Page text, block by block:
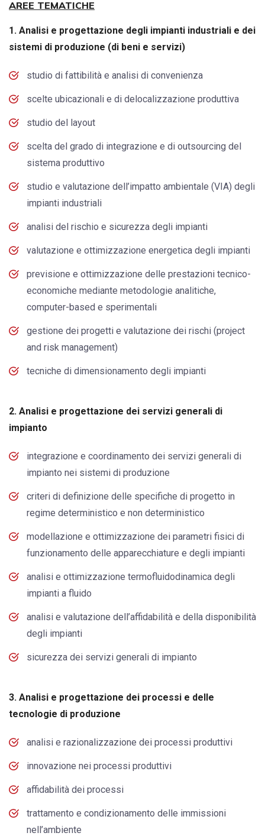
AREE TEMATICHE
1. Analisi e progettazione degli impianti industriali e dei
sistemi di produzione (di beni e servizi)
studio di fattibilità e analisi di convenienza
scelte ubicazionali e di delocalizzazione produttiva
studio del layout
scelta del grado di integrazione e di outsourcing del
sistema produttivo
studio e valutazione dell’impatto ambientale (VIA) degli
impianti industriali
analisi del rischio e sicurezza degli impianti
valutazione e ottimizzazione energetica degli impianti
previsione e ottimizzazione delle prestazioni tecnico-
economiche mediante metodologie analitiche,
computer-based e sperimentali
gestione dei progetti e valutazione dei rischi (project
and risk management)
tecniche di dimensionamento degli impianti
2. Analisi e progettazione dei servizi generali di
impianto
integrazione e coordinamento dei servizi generali di
impianto nei sistemi di produzione
criteri di definizione delle specifiche di progetto in
regime deterministico e non deterministico
modellazione e ottimizzazione dei parametri fisici di
funzionamento delle apparecchiature e degli impianti
analisi e ottimizzazione termofluidodinamica degli
impianti a fluido
analisi e valutazione dell’affidabilità e della disponibilità
degli impianti
sicurezza dei servizi generali di impianto
3. Analisi e progettazione dei processi e delle
tecnologie di produzione
analisi e razionalizzazione dei processi produttivi
innovazione nei processi produttivi
affidabilità dei processi
trattamento e condizionamento delle immissioni
nell’ambiente